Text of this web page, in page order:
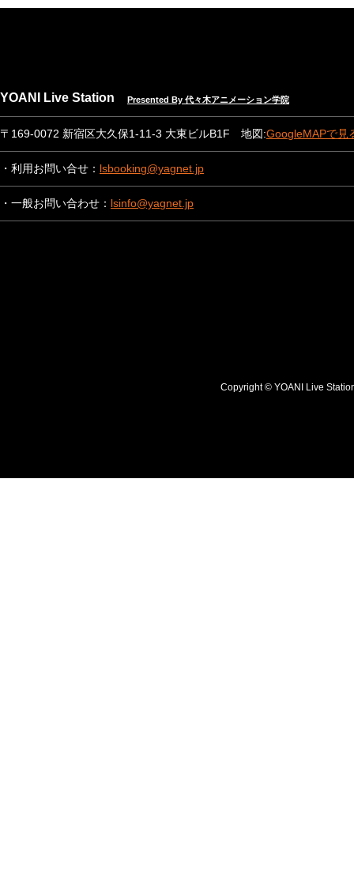
YOANI Live Station Presented By 代々木アニメーション学院
〒169-0072 新宿区大久保1-11-3 大東ビルB1F 地図:GoogleMAPで見
・利用お問い合せ： lsbooking@yagnet.jp
・一般お問い合わせ： lsinfo@yagnet.jp
Copyright © YOANI Live